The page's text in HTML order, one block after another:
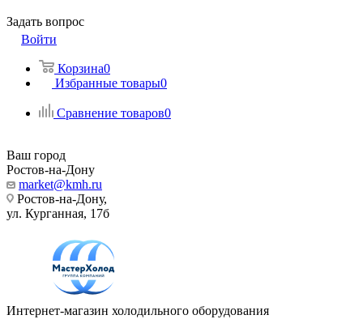
Задать вопрос
Войти
Корзина0
Избранные товары0
Сравнение товаров0
Ваш город
Ростов-на-Дону
market@kmh.ru
Ростов-на-Дону,
ул. Курганная, 17б
Интернет-магазин холодильного оборудования